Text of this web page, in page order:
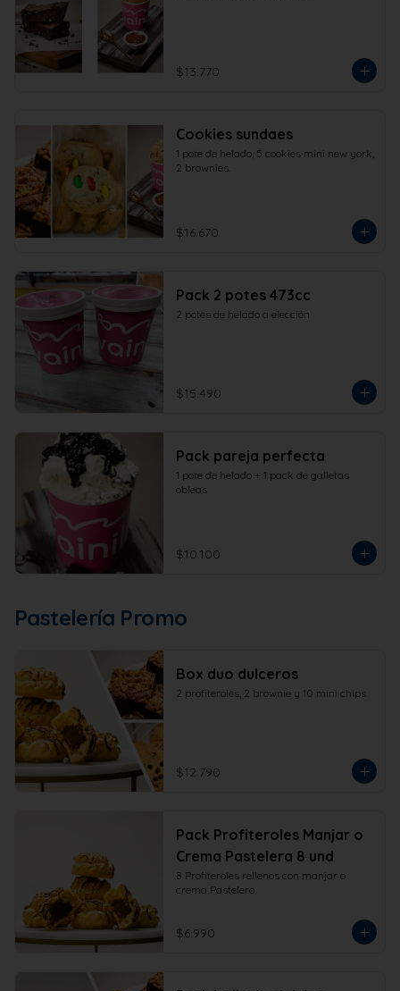
$13.770
Cookies sundaes
1 pote de helado, 5 cookies mini new york,
2 brownies.
$16.670
Pack 2 potes 473cc
2 potes de helado a elección
$15.490
Pack pareja perfecta
1 pote de helado + 1 pack de galletas
obleas
$10.100
Pastelería Promo
Box duo dulceros
2 profiteroles, 2 brownie y 10 mini chips
$12.790
Pack Profiteroles Manjar o
Crema Pastelera 8 und
8 Profiteroles rellenos con manjar o
crema Pastelera.
$6.990